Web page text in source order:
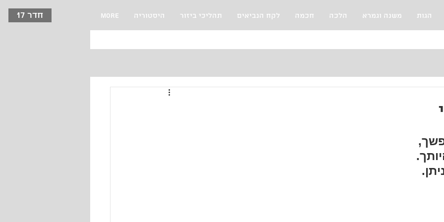
חדר 17 הגות משנה וגמרא הלכה חכמה לקח הנביאים תהליכי ביזור היסטוריה More